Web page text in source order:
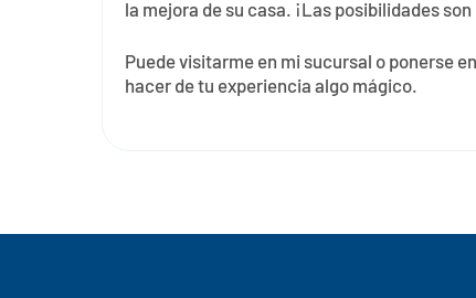
la mejora de su casa. ¡Las posibilidades
Puede visitarme en mi sucursal o ponerse
hacer de tu experiencia algo mágico.